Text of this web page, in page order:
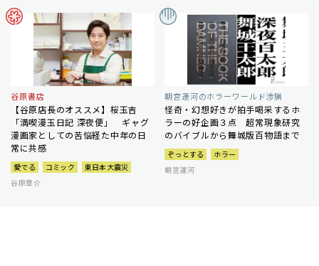
谷原書店
【谷原店長のオススメ】桜玉吉
「満喫漫玉日記 深夜便」 ギャグ
漫画家としての苦悩経た中年の日
常に共感
愛でる コミック
東日本大震災
谷原章介
朝宮運河のホラーワールド渉猟
怪奇・幻想好きが拍手喝采するホ
ラーの好企画３点 超常現象研究
のバイブルから舞城版百物語まで
ぞっとする
ホラー
朝宮運河